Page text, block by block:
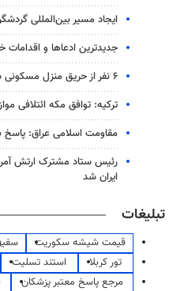
ایجاد مسیر بین‌المللی
جدیدترین ادعاها و اقدامات
۶ نفر از حریق منزل مسکونی در مشهد نجات یافتند
ترکیه: توافق مکه ائتلافی
مقاومت اسلامی عراق: پاسخ
رئیس ستاد مشترک ارتش
ایران شد
تبلیغات
قیمت شیشه سکوریت
تور کربلا
استند تسلیت
مرجع پاسخ معتبر پزشکان